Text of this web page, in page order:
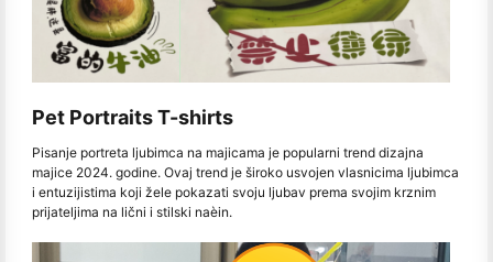
Pet Portraits T-shirts
Pisanje portreta ljubimca na majicama je popularni trend dizajna
majice 2024. godine. Ovaj trend je široko usvojen vlasnicima ljubimca
i entuzijistima koji žele pokazati svoju ljubav prema svojim krznim
prijateljima na lični i stilski naèin.